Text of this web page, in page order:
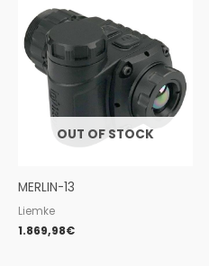
OUT OF STOCK
MERLIN-13
Liemke
1.869,98€